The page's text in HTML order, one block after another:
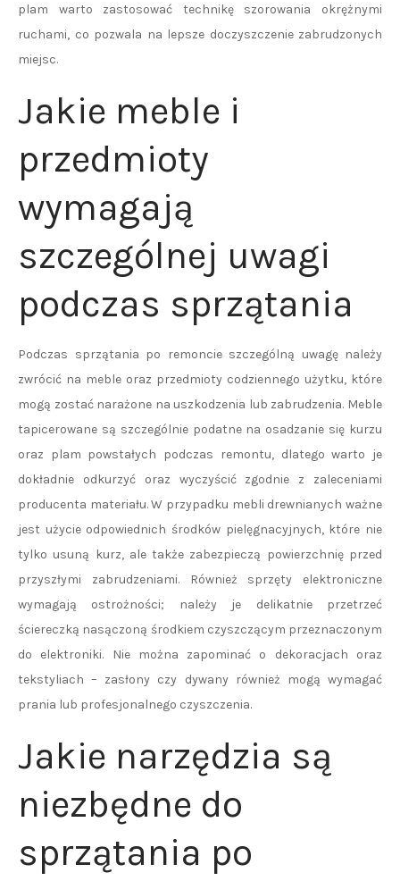
plam warto zastosować technikę szorowania okrężnymi
ruchami, co pozwala na lepsze doczyszczenie zabrudzonych
miejsc.
Jakie meble i
przedmioty
wymagają
szczególnej uwagi
podczas sprzątania
Podczas sprzątania po remoncie szczególną uwagę należy
zwrócić na meble oraz przedmioty codziennego użytku, które
mogą zostać narażone na uszkodzenia lub zabrudzenia. Meble
tapicerowane są szczególnie podatne na osadzanie się kurzu
oraz plam powstałych podczas remontu, dlatego warto je
dokładnie odkurzyć oraz wyczyścić zgodnie z zaleceniami
producenta materiału. W przypadku mebli drewnianych ważne
jest użycie odpowiednich środków pielęgnacyjnych, które nie
tylko usuną kurz, ale także zabezpieczą powierzchnię przed
przyszłymi zabrudzeniami. Również sprzęty elektroniczne
wymagają ostrożności; należy je delikatnie przetrzeć
ściereczką nasączoną środkiem czyszczącym przeznaczonym
do elektroniki. Nie można zapominać o dekoracjach oraz
tekstyliach – zasłony czy dywany również mogą wymagać
prania lub profesjonalnego czyszczenia.
Jakie narzędzia są
niezbędne do
sprzątania po